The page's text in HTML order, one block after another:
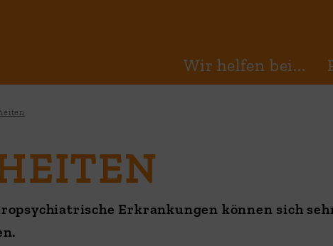
Wir helfen bei...
Erkrankungen können sich